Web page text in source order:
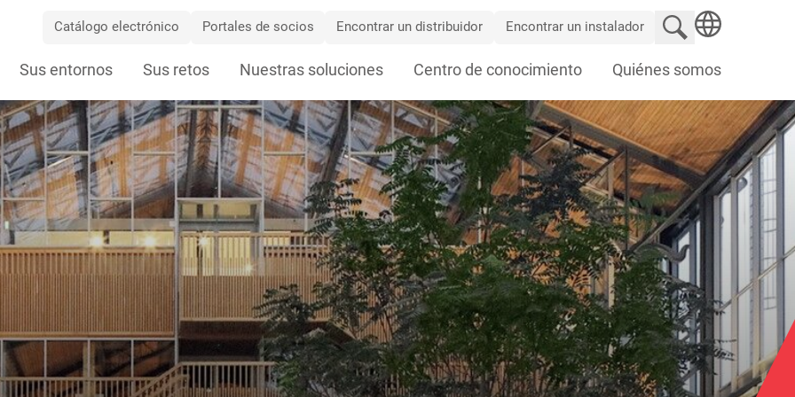
Catálogo electrónico Portales de socios Encontrar un distribuidor Encontrar un instalador
Buscar en el sitio
Navigation
Sus entornos Sus retos Nuestras soluciones Centro de conocimiento Quiénes somos